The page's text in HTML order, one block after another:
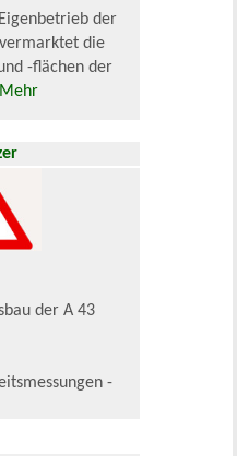
der
die
-flächen der
Mehr
der A 43
-